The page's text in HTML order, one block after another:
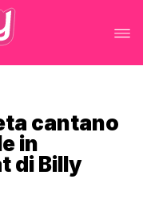
cantano
in
di Billy